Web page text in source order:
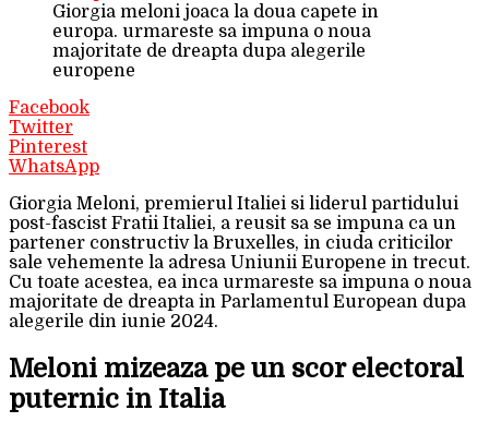
Giorgia meloni joaca la doua capete in
europa. urmareste sa impuna o noua
majoritate de dreapta dupa alegerile
europene
Facebook
Twitter
Pinterest
WhatsApp
Giorgia Meloni, premierul Italiei si liderul partidului
post-fascist Fratii Italiei, a reusit sa se impuna ca un
partener constructiv la Bruxelles, in ciuda criticilor
sale vehemente la adresa Uniunii Europene in trecut.
Cu toate acestea, ea inca urmareste sa impuna o noua
majoritate de dreapta in Parlamentul European dupa
alegerile din iunie 2024.
Meloni mizeaza pe un scor electoral
puternic in Italia